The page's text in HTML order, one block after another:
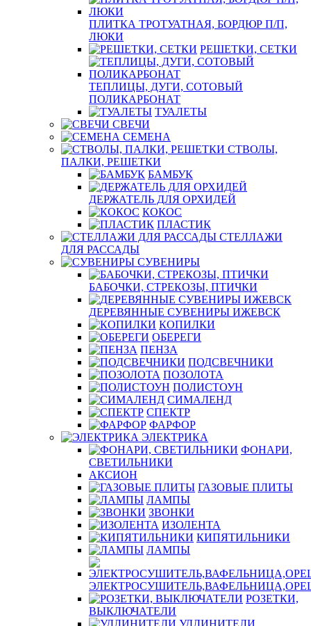
ПЛИТКА ТРОТУАТНАЯ, БОРДЮР П/П,
ЛЮКИ
РЕШЕТКИ, СЕТКИ
ТЕПЛИЦЫ, ДУГИ, СОТОВЫЙ
ПОЛИКАРБОНАТ
ТУАЛЕТЫ
СВЕЧИ
СЕМЕНА
СТВОЛЫ,
ПАЛКИ, РЕШЕТКИ
БАМБУК
ДЕРЖАТЕЛЬ ДЛЯ ОРХИДЕЙ
КОКОС
ПЛАСТИК
СТЕЛЛАЖИ
ДЛЯ РАССАДЫ
СУВЕНИРЫ
БАБОЧКИ, СТРЕКОЗЫ, ПТИЧКИ
ДЕРЕВЯННЫЕ СУВЕНИРЫ ИЖЕВСК
КОПИЛКИ
ОБЕРЕГИ
ПЕНЗА
ПОДСВЕЧНИКИ
ПОЗОЛОТА
ПОЛИСТОУН
СИМАЛЕНД
СПЕКТР
ФАРФОР
ЭЛЕКТРИКА
ФОНАРИ,
СВЕТИЛЬНИКИ
АКСИОН
ГАЗОВЫЕ ПЛИТЫ
ЛАМПЫ
ЗВОНКИ
ИЗОЛЕНТА
КИПЯТИЛЬНИКИ
ЛАМПЫ
РОЗЕТКИ,
ВЫКЛЮЧАТЕЛИ
УДЛИНИТЕЛИ